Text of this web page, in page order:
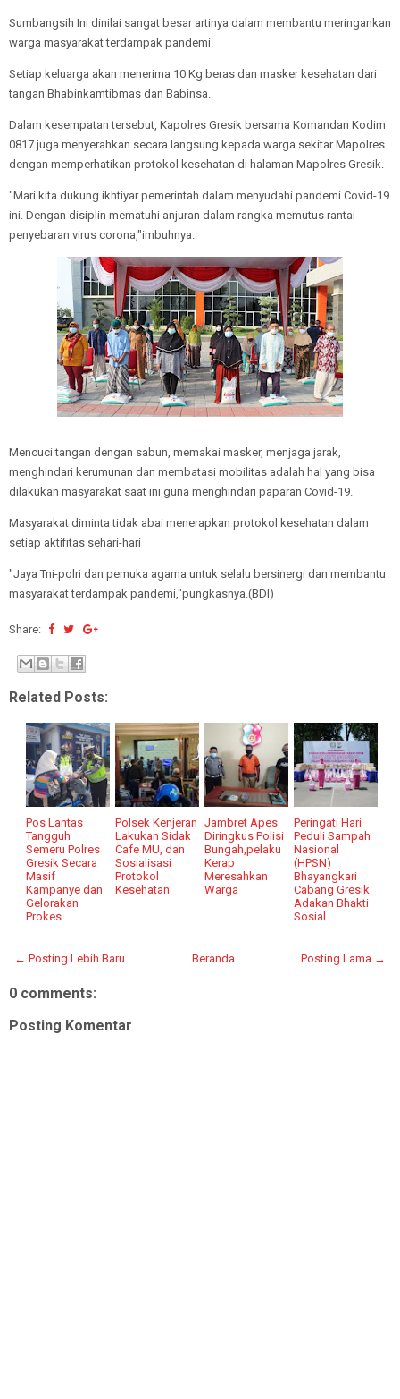
Sumbangsih Ini dinilai sangat besar artinya dalam membantu meringankan
warga masyarakat terdampak pandemi.
Setiap keluarga akan menerima 10 Kg beras dan masker kesehatan dari
tangan Bhabinkamtibmas dan Babinsa.
Dalam kesempatan tersebut, Kapolres Gresik bersama Komandan Kodim
0817 juga menyerahkan secara langsung kepada warga sekitar Mapolres
dengan memperhatikan protokol kesehatan di halaman Mapolres Gresik.
"Mari kita dukung ikhtiyar pemerintah dalam menyudahi pandemi Covid-19
ini. Dengan disiplin mematuhi anjuran dalam rangka memutus rantai
penyebaran virus corona,"imbuhnya.
Mencuci tangan dengan sabun, memakai masker, menjaga jarak,
menghindari kerumunan dan membatasi mobilitas adalah hal yang bisa
dilakukan masyarakat saat ini guna menghindari paparan Covid-19.
Masyarakat diminta tidak abai menerapkan protokol kesehatan dalam
setiap aktifitas sehari-hari
"Jaya Tni-polri dan pemuka agama untuk selalu bersinergi dan membantu
masyarakat terdampak pandemi,"pungkasnya.(BDI)
Share:
Related Posts:
Pos Lantas
Tangguh
Semeru Polres
Gresik Secara
Masif
Kampanye dan
Gelorakan
Prokes
Polsek Kenjeran
Lakukan Sidak
Cafe MU, dan
Sosialisasi
Protokol
Kesehatan
Jambret Apes
Diringkus Polisi
Bungah,pelaku
Kerap
Meresahkan
Warga
Peringati Hari
Peduli Sampah
Nasional
(HPSN)
Bhayangkari
Cabang Gresik
Adakan Bhakti
Sosial
← Posting Lebih Baru Posting Lama →
Beranda
0 comments:
Posting Komentar